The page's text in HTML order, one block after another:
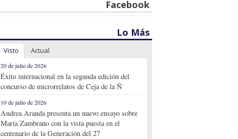
Facebook
Lo Más
Visto Actual
20 de julio de 2026
Éxito internacional en la segunda edición del
concurso de microrrelatos de Ceja de la Ñ
10 de julio de 2026
Andrea Aranda presenta un nuevo ensayo sobre
María Zambrano con la vista puesta en el
centenario de la Generación del 27